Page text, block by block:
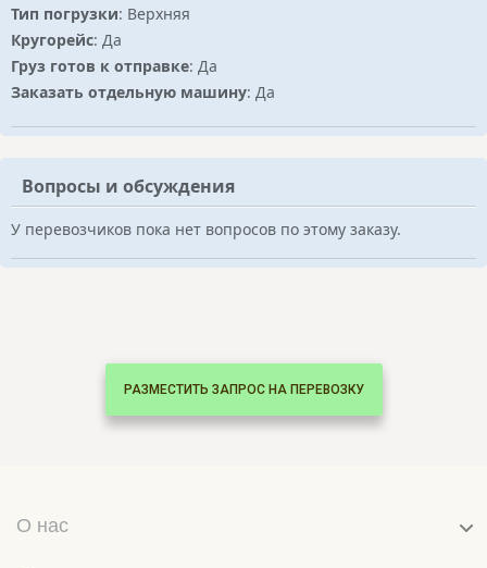
Тип погрузки: Верхняя
Кругорейс: Да
Груз готов к отправке: Да
Заказать отдельную машину: Да
Вопросы и обсуждения
У перевозчиков пока нет вопросов по этому заказу.
РАЗМЕСТИТЬ ЗАПРОС НА ПЕРЕВОЗКУ
О нас